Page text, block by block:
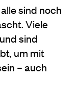
sind noch
Viele
sind
um mit
– auch